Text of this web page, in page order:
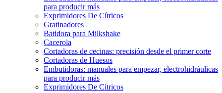
para producir más
Exprimidores De Cítricos
Gratinadores
Batidora para Milkshake
Cacerola
Cortadoras de cecinas: precisión desde el primer corte
Cortadoras de Huesos
Embutidoras: manuales para empezar, electrohidráulicas
para producir más
Exprimidores De Cítricos